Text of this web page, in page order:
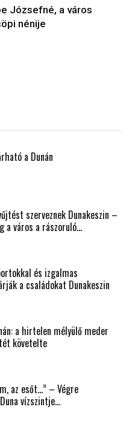
Józsefné, a város
nénije
a Dunán
szerveznek Dunakeszin –
a város a rászoruló...
és izgalmas
a családokat Dunakeszin
a hirtelen mélyülő meder
követelte
az esőt…” – Végre
vízszintje...